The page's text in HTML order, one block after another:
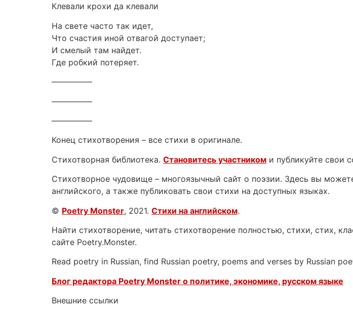
Клевали крохи да клевали
На свете часто так идет,
Что счастия иной отвагой доступает;
И смелый там найдет.
Где робкий потеряет.
—————
—————
—————
Конец стихотворения – все стихи в оригинале.
Стихотворная библиотека. Становитесь участником и публикуйте свои
Стихотворное чудовище – многоязычный сайт о поэзии. Здесь вы
английского, а также публиковать свои стихи на доступных языках.
© Poetry Monster, 2021. Стихи на английском.
Найти стихотворение, читать стихотворение полностью, стихи, стих,
сайте Poetry.Monster.
Read poetry in Russian, find Russian poetry, poems and verses by Russian
Блог редактора Poetry Monster о политике, экономике, русском языке
Внешние ссылки